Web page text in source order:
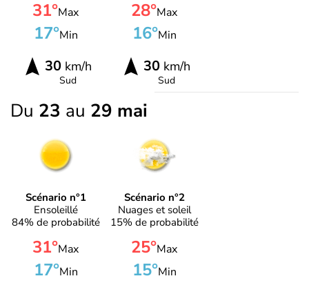
31°Max
17°Min
30km/h
Sud
28°Max
16°Min
30km/h
Sud
Du 23 au 29 mai
Scénario n°1
Ensoleillé
84% de probabilité
31°Max
17°Min
Scénario n°2
Nuages et soleil
15% de probabilité
25°Max
15°Min